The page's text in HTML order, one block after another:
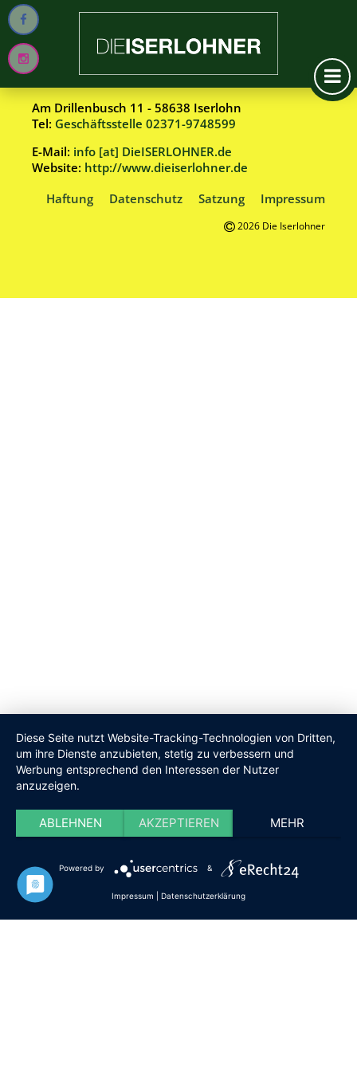
Wählergemeinschaft DieISERLOHNER e.V.
Am Drillenbusch 11 - 58638 Iserlohn
Tel: Geschäftsstelle 02371-9748599
E-Mail: info [at] DieISERLOHNER.de
Website: http://www.dieiserlohner.de
Haftung
Datenschutz Satzung Impressum
2026 Die Iserlohner
Diese Seite nutzt Website-Tracking-Technologien von Dritten,
um ihre Dienste anzubieten, stetig zu verbessern und
Werbung entsprechend den Interessen der Nutzer
anzuzeigen.
ABLEHNEN AKZEPTIEREN MEHR
Powered by &
Impressum Datenschutzerklärung